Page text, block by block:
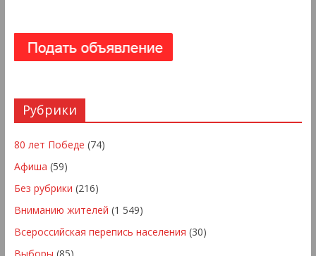
Рубрики
80 лет Победе (74)
Афиша (59)
Без рубрики (216)
Вниманию жителей (1 549)
Всероссийская перепись населения (30)
Выборы (85)